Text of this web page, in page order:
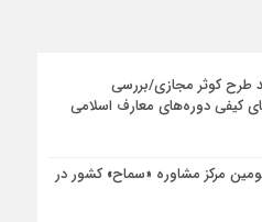
طرح کوثر مجازی/بررسی
کیفی دوره‌های معارف اسلامی
مرکز مشاوره «سماح» کشور در